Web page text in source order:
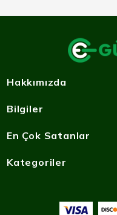
Hakkımızda
Bilgiler
En Çok Satanlar
Kategoriler